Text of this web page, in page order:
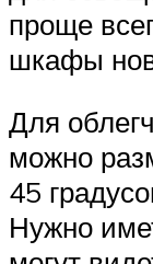
проще
шкафы
Для
можно
45
Нужно